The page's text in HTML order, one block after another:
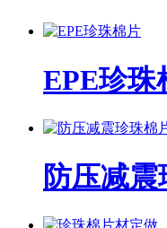
EPE珍珠
防压减